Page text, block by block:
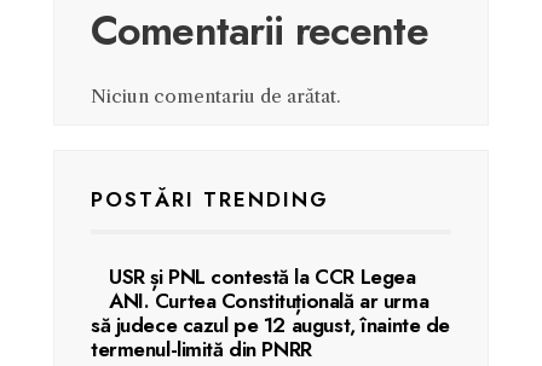
Comentarii recente
Niciun comentariu de arătat.
POSTĂRI TRENDING
USR și PNL contestă la CCR Legea
ANI. Curtea Constituțională ar urma
să judece cazul pe 12 august, înainte de
termenul-limită din PNRR